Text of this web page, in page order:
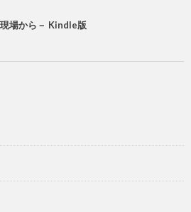
場から－ Kindle版